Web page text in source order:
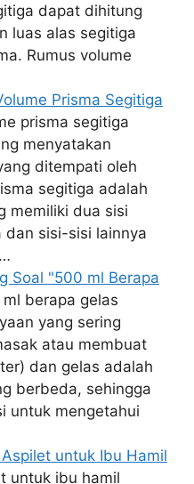
dapat dihitung
luas alas segitiga
Rumus volume
Prisma Segitiga
prisma segitiga
menyatakan
ditempati oleh
segitiga adalah
memiliki dua sisi
sisi-sisi lainnya
Soal "500 ml Berapa
berapa gelas
yang sering
atau membuat
dan gelas adalah
berbeda, sehingga
untuk mengetahui
untuk Ibu Hamil
untuk ibu hamil